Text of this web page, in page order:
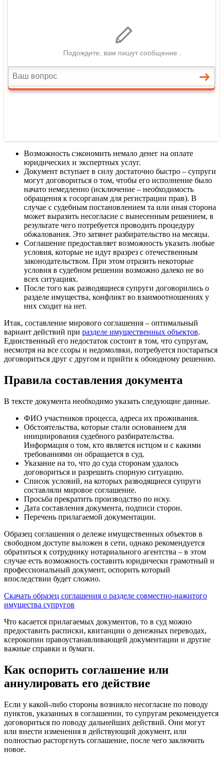
Возможность сэкономить немало денег на оплате
юридических и экспертных услуг.
Документ вступает в силу достаточно быстро – супруги
могут договориться о том, чтобы его исполнение было
начато немедленно (исключение – необходимость
обращения к госорганам для регистрации прав). В
случае с судебным постановлением та или иная сторона
может выразить несогласие с вынесенным решением, в
результате чего потребуется проводить процедуру
обжалования. Это затянет разбирательство на месяцы.
Соглашение предоставляет возможность указать любые
условия, которые не идут вразрез с отечественным
законодательством. При этом отразить некоторые
условия в судебном решении возможно далеко не во
всех ситуациях.
После того как разводящиеся супруги договорились о
разделе имущества, конфликт во взаимоотношениях у
них сходит на нет.
Итак, составление мирового соглашения – оптимальный
вариант действий при разделе имущественных объектов.
Единственный его недостаток состоит в том, что супругам,
несмотря на все ссоры и недомолвки, потребуется постараться
договориться друг с другом и прийти к обоюдному решению.
Правила составления документа
В тексте документа необходимо указать следующие данные.
ФИО участников процесса, адреса их проживания.
Обстоятельства, которые стали основанием для
инициирования судебного разбирательства.
Информация о том, кто является истцом и с какими
требованиями он обращается в суд.
Указание на то, что до суда сторонам удалось
договориться и разрешить спорную ситуацию.
Список условий, на которых разводящиеся супруги
составляли мировое соглашение.
Просьба прекратить производство по иску.
Дата составления документа, подписи сторон.
Перечень прилагаемой документации.
Образец соглашения о дележе имущественных объектов в
свободном доступе выложен в сети, однако рекомендуется
обратиться к сотруднику нотариального агентства – в этом
случае есть возможность составить юридически грамотный и
профессиональный документ, оспорить который
впоследствии будет сложно.
Скачать образец соглашения о разделе совместно-нажитого
имущества супругов
Что касается прилагаемых документов, то в суд можно
предоставить расписки, квитанции о денежных переводах,
ксерокопии правоустанавливающей документации и другие
важные справки и бумаги.
Как оспорить соглашение или
аннулировать его действие
Если у какой-либо стороны возникло несогласие по поводу
пунктов, указанных в соглашении, то супругам рекомендуется
договориться по поводу дальнейших действий. Они могут
или внести изменения в действующий документ, или
полностью расторгнуть соглашение, после чего заключить
новое.